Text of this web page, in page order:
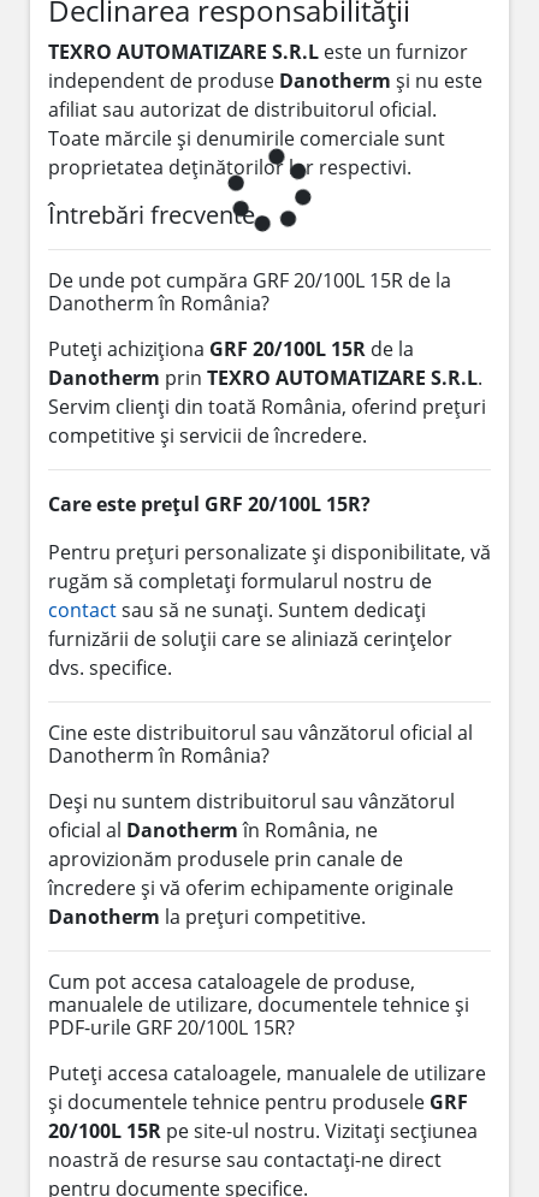
Declinarea responsabilității
TEXRO AUTOMATIZARE S.R.L este un furnizor
independent de produse Danotherm și nu este
afiliat sau autorizat de distribuitorul oficial.
Toate mărcile și denumirile comerciale sunt
proprietatea deținătorilor lor respectivi.
Întrebări frecvente
De unde pot cumpăra GRF 20/100L 15R de la
Danotherm în România?
Puteți achiziționa GRF 20/100L 15R de la
Danotherm prin TEXRO AUTOMATIZARE S.R.L.
Servim clienți din toată România, oferind prețuri
competitive și servicii de încredere.
Care este prețul GRF 20/100L 15R?
Pentru prețuri personalizate și disponibilitate, vă
rugăm să completați formularul nostru de
contactsau să ne sunați. Suntem dedicați
furnizării de soluții care se aliniază cerințelor
dvs. specifice.
Cine este distribuitorul sau vânzătorul oficial al
Danotherm în România?
Deși nu suntem distribuitorul sau vânzătorul
oficial al Danothermîn România, ne
aprovizionăm produsele prin canale de
încredere și vă oferim echipamente originale
Danotherm la prețuri competitive.
Cum pot accesa cataloagele de produse,
manualele de utilizare, documentele tehnice și
PDF-urile GRF 20/100L 15R?
Puteți accesa cataloagele, manualele de utilizare
și documentele tehnice pentru produsele GRF
20/100L 15R pe site-ul nostru. Vizitați secțiunea
noastră de resurse sau contactați-ne direct
pentru documente specifice.